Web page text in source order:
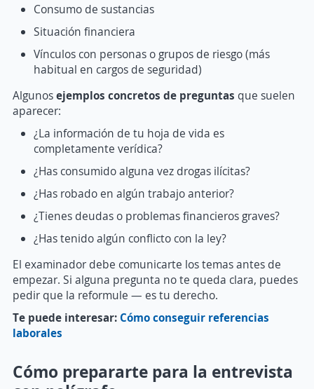
Consumo de sustancias
Situación financiera
Vínculos con personas o grupos de riesgo (más
habitual en cargos de seguridad)
Algunosejemplos concretos de preguntas que suelen
aparecer:
¿La información de tu hoja de vida es
completamente verídica?
¿Has consumido alguna vez drogas ilícitas?
¿Has robado en algún trabajo anterior?
¿Tienes deudas o problemas financieros graves?
¿Has tenido algún conflicto con la ley?
El examinador debe comunicarte los temas antes de
empezar. Si alguna pregunta no te queda clara, puedes
pedir que la reformule — es tu derecho.
Te puede interesar: Cómo conseguir referencias
laborales
Cómo prepararte para la entrevista